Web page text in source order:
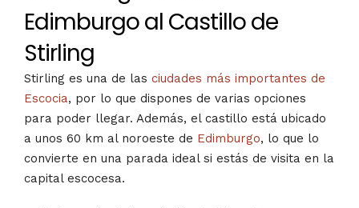
Edimburgo al Castillo de
Stirling
Stirling es una de las ciudades más importantes de
Escocia, por lo que dispones de varias opciones
para poder llegar. Además, el castillo está ubicado
a unos 60 km al noroeste de Edimburgo, lo que lo
convierte en una parada ideal si estás de visita en la
capital escocesa.